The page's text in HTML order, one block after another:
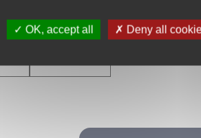
12 mois
OK, accept all Deny all